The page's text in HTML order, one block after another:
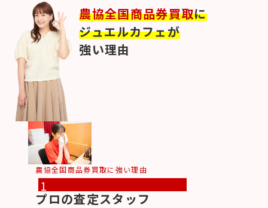
農協全国商品券買取に
ジュエルカフェが
強い理由
農協全国商品券買取に強い理由
1
プロの査定スタッフ